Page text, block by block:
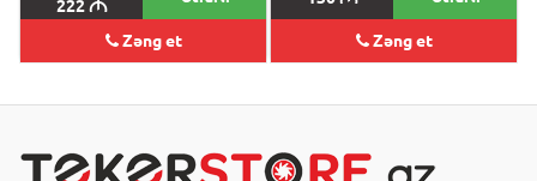
222M
Zəng et Zəng et